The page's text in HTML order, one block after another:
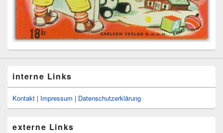
interne Links
Kontakt | Impressum | Datenschutzerklärung
externe Links